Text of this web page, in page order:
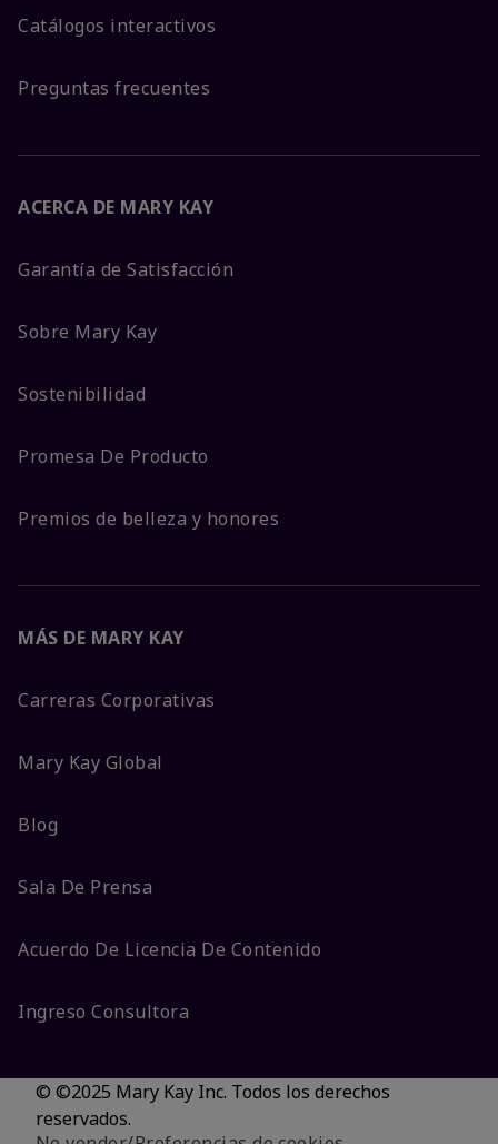
Catálogos interactivos
Preguntas frecuentes
ACERCA DE MARY KAY
Garantía de Satisfacción
Sobre Mary Kay
Sostenibilidad
Promesa De Producto
Premios de belleza y honores
MÁS DE MARY KAY
Carreras Corporativas
Mary Kay Global
Blog
Sala De Prensa
Acuerdo De Licencia De Contenido
Ingreso Consultora
© ©2025 Mary Kay Inc. Todos los derechos
reservados.